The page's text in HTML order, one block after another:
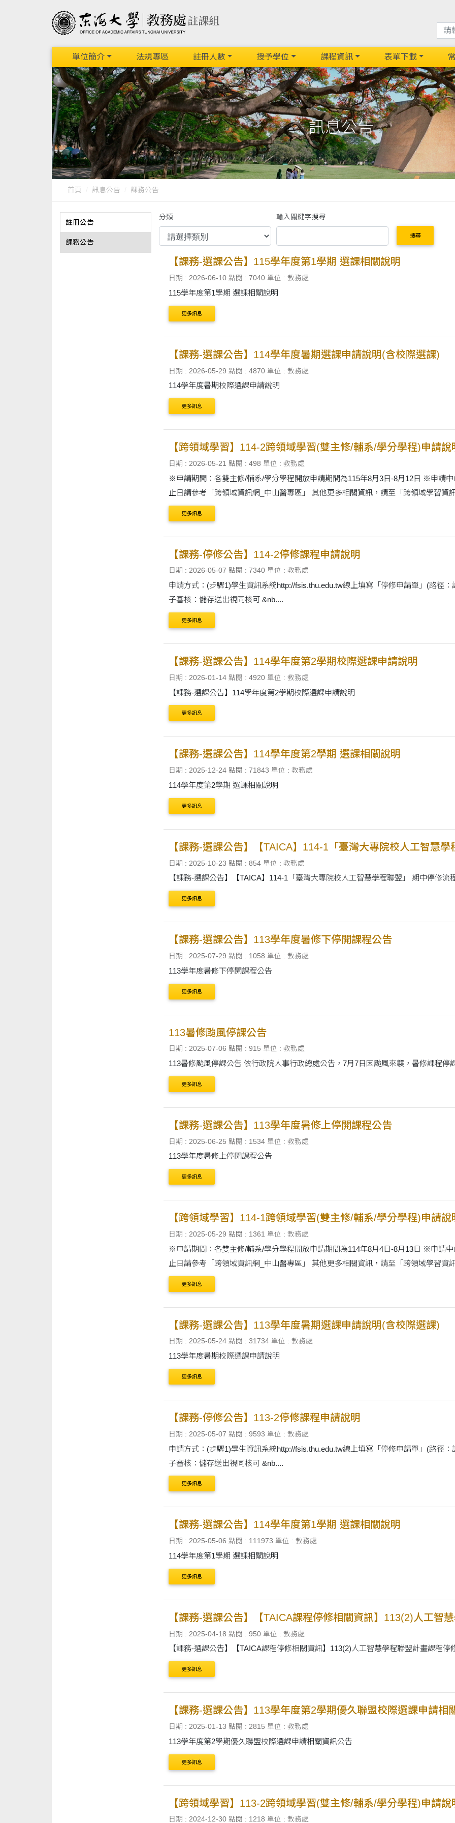
單位簡介 法規專區 註冊人數 授予學位 課程資訊 表單下載
訊息公告
首頁 訊息公告 課務公告
註冊公告
課務公告
分類 輸入關鍵字搜尋
搜尋
【課務-選課公告】115學年度第1學期 選課相關說明
日期 : 2026-06-10 點閱 : 7040 單位 : 教務處
115學年度第1學期 選課相關說明
更多訊息
【課務-選課公告】114學年度暑期選課申請說明(含校際選課)
日期 : 2026-05-29 點閱 : 4870 單位 : 教務處
114學年度暑期校際選課申請說明
更多訊息
【跨領域學習】114-2跨領域學習(雙主修/輔系/學分學程)申請
日期 : 2026-05-21 點閱 : 498 單位 : 教務處
※申請期間：各雙主修/輔系/學分學程開放申請期間為115年8月3日-8月12日 ※申請
止日請參考「跨領域資訊網_中山醫專區」 其他更多相關資訊，請至「跨領域學習資
更多訊息
【課務-停修公告】114-2停修課程申請說明
日期 : 2026-05-07 點閱 : 7340 單位 : 教務處
申請方式：(步驟1)學生資訊系統http://fsis.thu.edu.tw線上填寫「停修申請單」(路徑：課表/考
子審核：儲存送出視同核可 &nb....
更多訊息
【課務-選課公告】114學年度第2學期校際選課申請說明
日期 : 2026-01-14 點閱 : 4920 單位 : 教務處
【課務-選課公告】114學年度第2學期校際選課申請說明
更多訊息
【課務-選課公告】114學年度第2學期 選課相關說明
日期 : 2025-12-24 點閱 : 71843 單位 : 教務處
114學年度第2學期 選課相關說明
更多訊息
【課務-選課公告】【TAICA】114-1「臺灣大專院校人工智慧
日期 : 2025-10-23 點閱 : 854 單位 : 教務處
【課務-選課公告】【TAICA】114-1「臺灣大專院校人工智慧學程聯盟」 期中停修流
更多訊息
【課務-選課公告】113學年度暑修下停開課程公告
日期 : 2025-07-29 點閱 : 1058 單位 : 教務處
113學年度暑修下停開課程公告
更多訊息
113暑修颱風停課公告
日期 : 2025-07-06 點閱 : 915 單位 : 教務處
113暑修颱風停課公告 依行政院人事行政總處公告，7月7日因颱風來襲，暑修課程
更多訊息
【課務-選課公告】113學年度暑修上停開課程公告
日期 : 2025-06-25 點閱 : 1534 單位 : 教務處
113學年度暑修上停開課程公告
更多訊息
【跨領域學習】114-1跨領域學習(雙主修/輔系/學分學程)申請
日期 : 2025-05-29 點閱 : 1361 單位 : 教務處
※申請期間：各雙主修/輔系/學分學程開放申請期間為114年8月4日-8月13日 ※申請
止日請參考「跨領域資訊網_中山醫專區」 其他更多相關資訊，請至「跨領域學習資
更多訊息
【課務-選課公告】113學年度暑期選課申請說明(含校際選課)
日期 : 2025-05-24 點閱 : 31734 單位 : 教務處
113學年度暑期校際選課申請說明
更多訊息
【課務-停修公告】113-2停修課程申請說明
日期 : 2025-05-07 點閱 : 9593 單位 : 教務處
申請方式：(步驟1)學生資訊系統http://fsis.thu.edu.tw線上填寫「停修申請單」(路徑：課表/考
子審核：儲存送出視同核可 &nb....
更多訊息
【課務-選課公告】114學年度第1學期 選課相關說明
日期 : 2025-05-06 點閱 : 111973 單位 : 教務處
114學年度第1學期 選課相關說明
更多訊息
【課務-選課公告】【TAICA課程停修相關資訊】113(2)人工智
日期 : 2025-04-18 點閱 : 950 單位 : 教務處
【課務-選課公告】【TAICA課程停修相關資訊】113(2)人工智慧學程聯盟計畫課程停
更多訊息
【課務-選課公告】113學年度第2學期優久聯盟校際選課申請相
日期 : 2025-01-13 點閱 : 2815 單位 : 教務處
113學年度第2學期優久聯盟校際選課申請相關資訊公告
更多訊息
【跨領域學習】113-2跨領域學習(雙主修/輔系/學分學程)申請
日期 : 2024-12-30 點閱 : 1218 單位 : 教務處